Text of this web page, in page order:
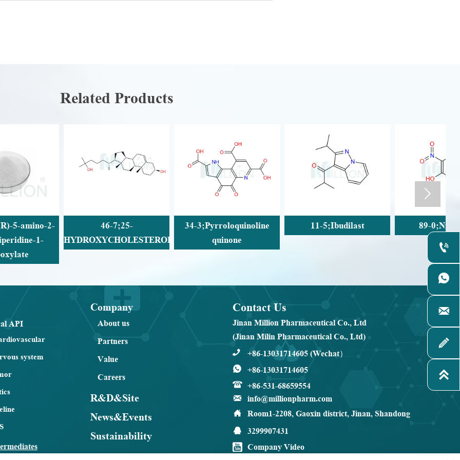
Related Products
46-7;25-
HYDROXYCHOLESTEROL
34-3;Pyrroloquinoline
quinone
11-5;Ibudilast
89-0;Nitroxinil

API
system
Company
About us
Partners
Value
Careers
R&D&Site
News&Events
Sustainability
Contact Us
Jinan Million Pharmaceutical Co., Ltd
(Jinan Milin Pharmaceutical Co., Ltd)
 +86-13031714605 (Wechat）
 +86-13031714605
 +86-531-68659554
 info@millionpharm.com
 Room1-2208, Gaoxin district, Jinan, Shandong
 3299907431
 Company Video




